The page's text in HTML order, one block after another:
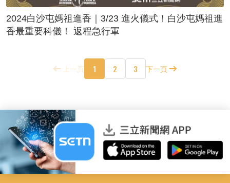
2024白沙屯媽祖進香｜3/23 進火儀式！白沙屯媽祖進
香最重要科儀！ 返程急行軍
上一頁 1 2 3 下一頁